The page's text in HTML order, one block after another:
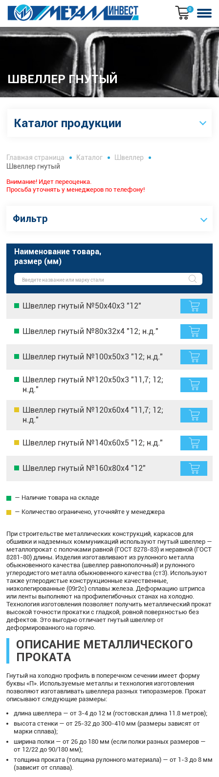
0
ШВЕЛЛЕР ГНУТЫЙ
Каталог продукции
Главная страница Каталог
Швеллер
Швеллер гнутый
Внимание! Идет переоценка.
Просьба уточнять у менеджеров по телефону!
Фильтр
Наименование товара,
размер (мм)
Швеллер гнутый №50х40х3 "12"
Швеллер гнутый №80х32х4 "12; н.д."
Швеллер гнутый №100х50х3 "12; н.д."
Швеллер гнутый №120х50х3 "11,7; 12;
н.д."
Швеллер гнутый №120х60х4 "11,7; 12;
н.д."
Швеллер гнутый №140х60х5 "12; н.д."
Швеллер гнутый №160х80х4 "12"
— Наличие товара на складе
— Количество ограничено, уточняйте у менеджера
При строительстве металлических конструкций, каркасов для
обшивки и надземных коммуникаций используют гнутый швеллер —
металлопрокат с полочками равной (ГОСТ 8278-83) и неравной (ГОСТ
8281-80) длины. Изделия изготавливают из рулонного металла
обыкновенного качества (швеллер равнополочный) и рулонного
углеродистого металла обыкновенного качества (ст3). Используют
также углеродистые конструкционные качественные,
низколегированные (09г2с) сплавы железа. Деформацию штрипса
или ленты выполняют на профилегибочных станах на холодно.
Технология изготовления позволяет получить металлический прокат
высокой точности прокатки с гладкой, ровной поверхностью без
дефектов. Это выгодно отличает гнутый швеллер от
деформированного на горячо.
ОПИСАНИЕ МЕТАЛЛИЧЕСКОГО
ПРОКАТА
Гнутый на холодно профиль в поперечном сечении имеет форму
буквы «П». Используемые металлы и технология изготовления
позволяют изготавливать швеллера разных типоразмеров. Прокат
описывают следующие размеры:
длина швеллера — от 3-4 до 12 м (гостовская длина 11.8 метров);
высота стенки — от 25-32 до 300-410 мм (размеры зависят от
марки сплава);
ширина полки — от 26 до 180 мм (если полки разных размеров —
от 12/22 до 90/180 мм);
толщина проката (толщина рулонного материала) — от 1-3 до 8 мм
(зависит от сплава).